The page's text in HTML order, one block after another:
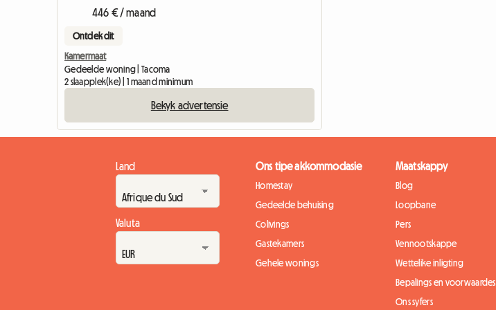
446 € / maand
Ontdek dit
Kamermaat
Gedeelde woning | Tacoma
2 slaapplek(ke) | 1 maand minimum
Bekyk advertensie
Land
Valuta
Ons tipe akkommodasie
Homestay
Gedeelde behuising
Colivings
Gastekamers
Gehele wonings
Maatskappy
Blog
Loopbane
Pers
Vennootskappe
Wettelike inligting
Bepalings en voorwaardes
Ons syfers